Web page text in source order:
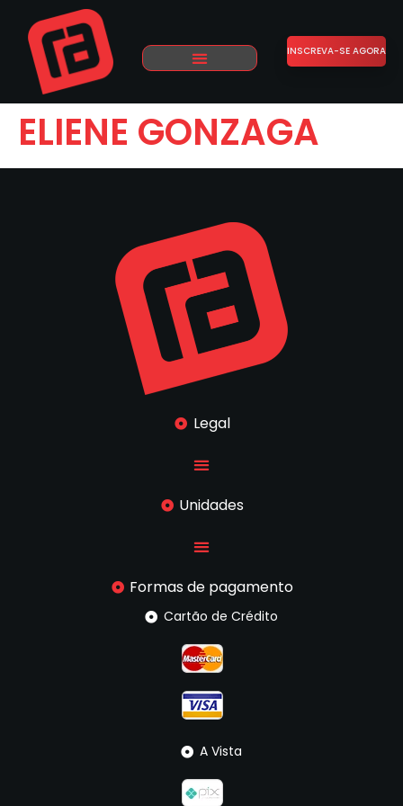
INSCREVA-SE AGORA
ELIENE GONZAGA
Legal
Unidades
Formas de pagamento
Cartão de Crédito
A Vista